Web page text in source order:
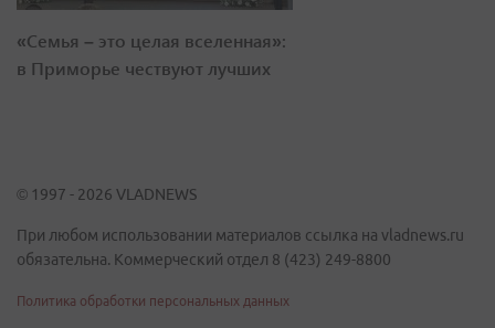
«Семья – это целая вселенная»:
в Приморье чествуют лучших
© 1997 - 2026 VLADNEWS
При любом использовании материалов ссылка на vladnews.ru
обязательна. Коммерческий отдел 8 (423) 249-8800
Политика обработки персональных данных